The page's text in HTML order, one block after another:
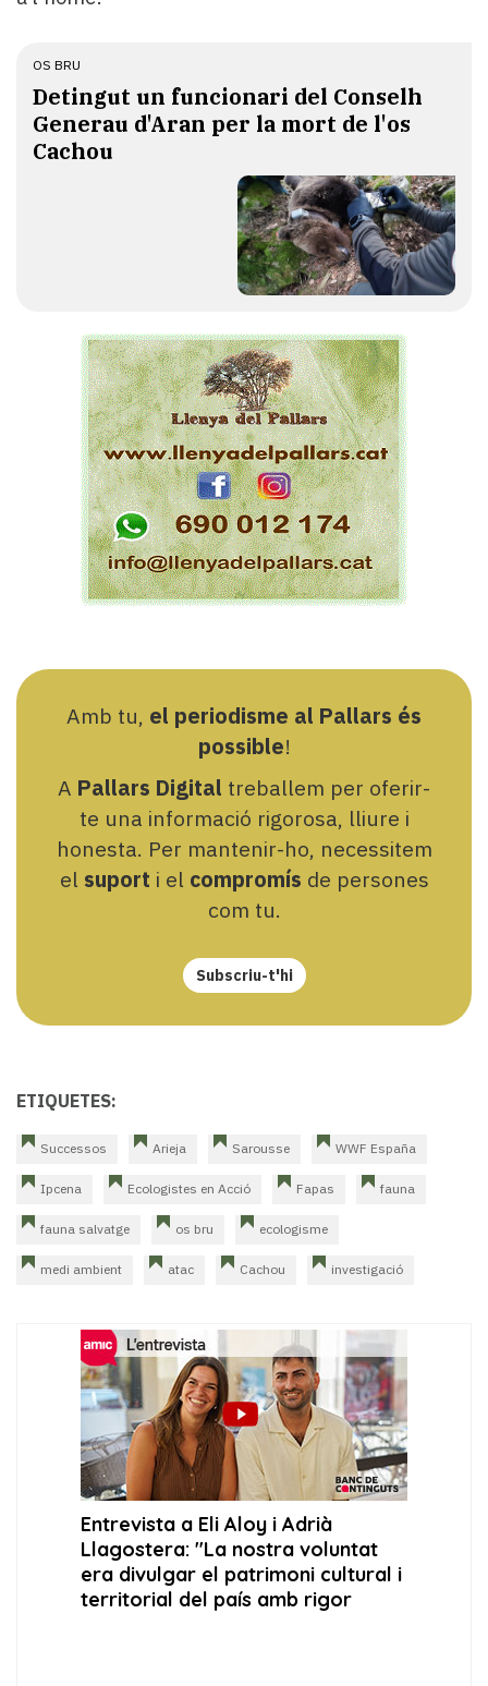
OS BRU
Detingut un funcionari del Conselh
Generau d'Aran per la mort de l'os
Cachou
Amb tu, el periodisme al Pallars és
possible!
A Pallars Digital treballem per oferir-
te una informació rigorosa, lliure i
honesta. Per mantenir-ho, necessitem
el suport i el compromís de persones
com tu.
Subscriu-t'hi
ETIQUETES:
Successos Arieja Sarousse WWF España
Ipcena Ecologistes en Acció Fapas fauna
fauna salvatge os bru ecologisme
medi ambient atac Cachou investigació